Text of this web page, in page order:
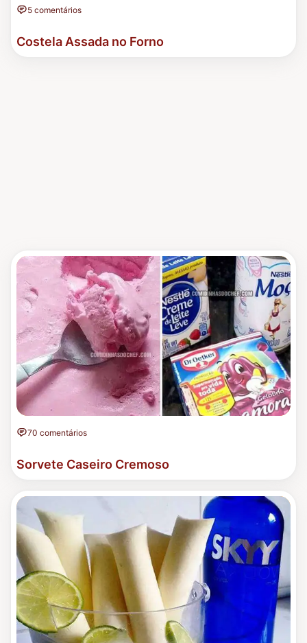
5 comentários
Costela Assada no Forno
70 comentários
Sorvete Caseiro Cremoso